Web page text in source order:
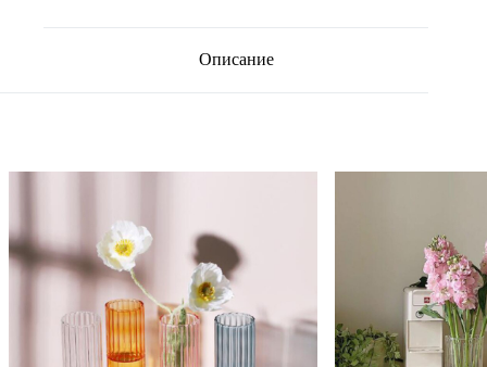
Описание